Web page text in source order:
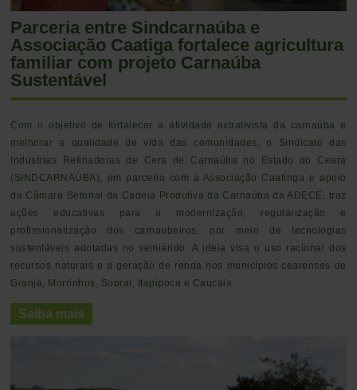
Parceria entre Sindcarnaúba e
Associação Caatiga fortalece agricultura
familiar com projeto Carnaúba
Sustentável
Com o objetivo de fortalecer a atividade extrativista da carnaúba e
melhorar a qualidade de vida das comunidades, o Sindicato das
Indústrias Refinadoras de Cera de Carnaúba no Estado do Ceará
(SINDCARNAÚBA), em parceria com a Associação Caatinga e apoio
da Câmara Setorial da Cadeia Produtiva da Carnaúba da ADECE, traz
ações educativas para a modernização, regularização e
profissionalização dos carnaubeiros, por meio de tecnologias
sustentáveis adotadas no semiárido. A ideia visa o uso racional dos
recursos naturais e a geração de renda nos municípios cearenses de
Granja, Morrinhos, Sobral, Itapipoca e Caucaia.
Saiba mais